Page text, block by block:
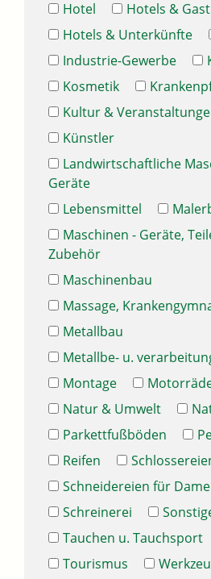
Hotel
Hotels &
Hotels & Unterkünfte
Industrie-Gewerbe
Kosmetik
Kultur &
Künstler
Landwirtschaftliche
Geräte
Lebensmittel
Maschinen - Geräte,
Zubehör
Maschinenbau
Massage,
Metallbau
Metallbe- u.
Montage
Natur & Umwelt
Parkettfußböden
Reifen
Schneidereien für
Schreinerei
Tauchen u. Tauchsport
Tourismus